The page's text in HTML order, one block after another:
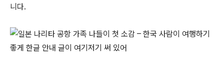
니다.